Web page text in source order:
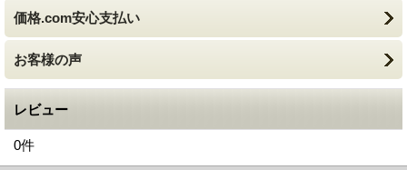
価格.com安心支払い
お客様の声
レビュー
0件